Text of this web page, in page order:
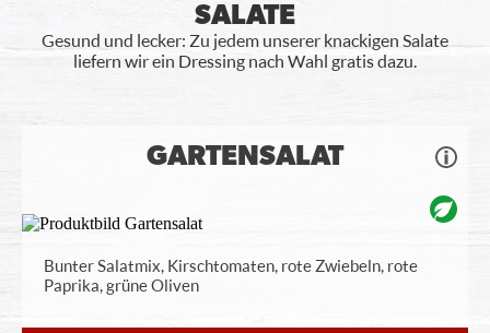
SALATE
Gesund und lecker: Zu jedem unserer knackigen Salate
liefern wir ein Dressing nach Wahl gratis dazu.
GARTENSALAT
Bunter Salatmix, Kirschtomaten, rote Zwiebeln, rote
Paprika, grüne Oliven